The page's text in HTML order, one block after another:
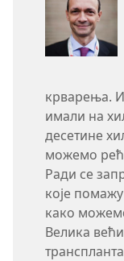
крварења.
имали на
десетине
можемо
Ради се
које
како
Велика